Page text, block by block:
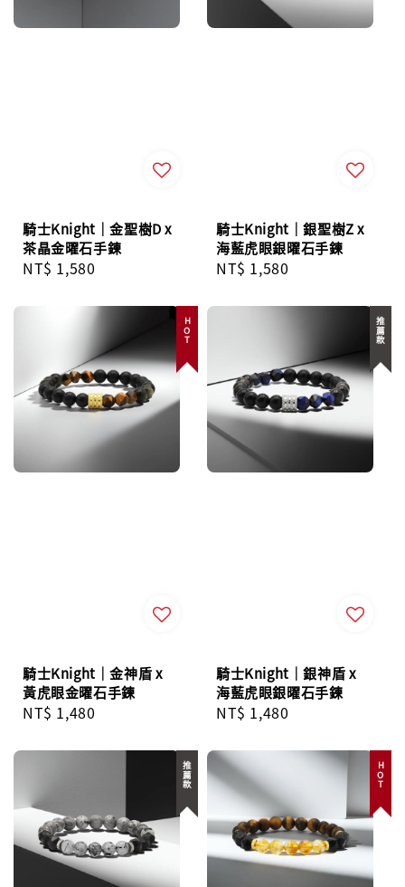
騎士Knight｜金聖樹D x
茶晶金曜石手鍊
Regular
NT$ 1,580
騎士Knight｜銀聖樹Z x
海藍虎眼銀曜石手鍊
Regular
NT$ 1,580
HOT
騎士Knight｜金神盾 x
黃虎眼金曜石手鍊
Regular
NT$ 1,480
推薦款
騎士Knight｜銀神盾 x
海藍虎眼銀曜石手鍊
Regular
NT$ 1,480
推薦款 HOT